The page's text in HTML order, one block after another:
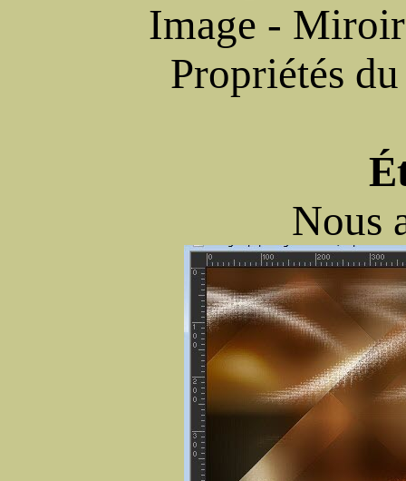
Image -
Propriétés
Nous